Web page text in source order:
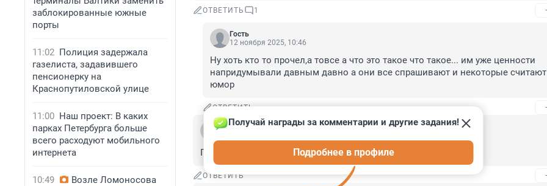
заблокированные южные
порты
11:02 Полиция задержала
газелиста, задавившего
пенсионерку на
Краснопутиловской улице
11:00 Наш проект: В каких
парках Петербурга больше
всего расходуют мобильного
интернета
10:49
Возле Ломоносова
ОТВЕТИТЬ 1
Гость
12 ноября 2025, 10:46
Ну хоть кто то прочел,а товсе а что это такое что такое... им уже ценности
напридумывали давным давно а они все спрашивают и некоторые считают
юмор
ОТВЕТИТЬ
Гость
Пенсионеры голодают, введите духовные талоны на еду
ОТВЕТИТЬ
Получай награды за комментарии и другие задания!
Подробнее в профиле